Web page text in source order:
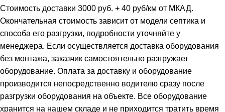
Стоимость доставки 3000 руб. + 40 руб/км от МКАД.
Окончательная стоимость зависит от модели септика и
способа его разгрузки, подробности уточняйте у
менеджера. Если осуществляется доставка оборудования
без монтажа, заказчик самостоятельно разгружает
оборудование. Оплата за доставку и оборудование
производится непосредственно водителю сразу после
разгрузки оборудования на объекте. Все оборудование
хранится на нашем складе и не приходится тратить время